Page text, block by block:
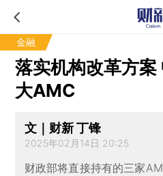
金融
落实机构改革方
大AMC
文｜财新 丁锋
2025年02月14日 20:25
财政部将直接持有的三家